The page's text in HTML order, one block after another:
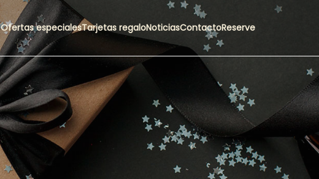
Ofertas especialesTarjetas regaloNoticiasContactoReserve